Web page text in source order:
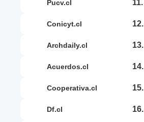
pucv.cl 11.
conicyt.cl 12.
archdaily.cl 13.
acuerdos.cl 14.
cooperativa.cl 15.
df.cl 16.